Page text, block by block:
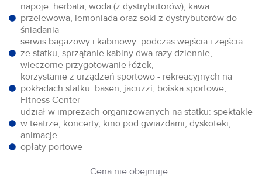
napoje: herbata, woda (z dystrybutorów), kawa
przelewowa, lemoniada oraz soki z dystrybutorów do
śniadania
serwis bagażowy i kabinowy: podczas wejścia i zejścia
ze statku, sprzątanie kabiny dwa razy dziennie,
wieczorne przygotowanie łóżek,
korzystanie z urządzeń sportowo - rekreacyjnych na
pokładach statku: basen, jacuzzi, boiska sportowe,
Fitness Center
udział w imprezach organizowanych na statku: spektakle
w teatrze, koncerty, kino pod gwiazdami, dyskoteki,
animacje
opłaty portowe
Cena nie obejmuje :